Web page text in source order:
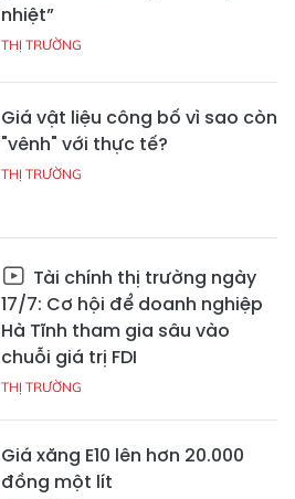
nhiệt”
THỊ TRƯỜNG
Giá vật liệu công bố vì sao còn
"vênh" với thực tế?
THỊ TRƯỜNG
Tài chính thị trường ngày
17/7: Cơ hội để doanh nghiệp
Hà Tĩnh tham gia sâu vào
chuỗi giá trị FDI
THỊ TRƯỜNG
Giá xăng E10 lên hơn 20.000
đồng một lít